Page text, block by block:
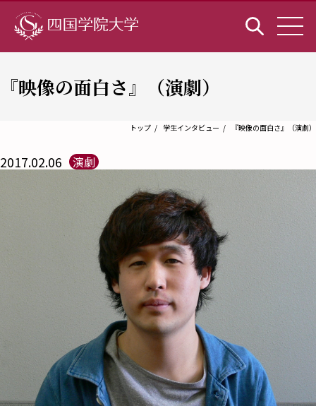
『映像の面白さ』（演劇）
トップ 学生インタビュー 『映像の面白さ』（演劇）
2017.02.06 演劇